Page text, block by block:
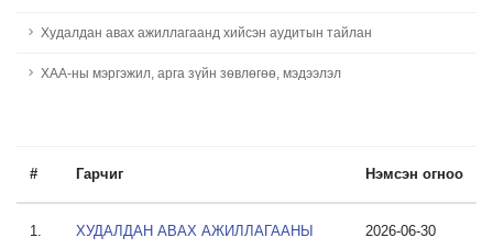
Худалдан авах ажиллагаанд хийсэн аудитын тайлан
ХАА-ны мэргэжил, арга зүйн зөвлөгөө, мэдээлэл
# Гарчиг Нэмсэн огноо
1.
ХУДАЛДАН АВАХ АЖИЛЛАГААНЫ
2026-06-30